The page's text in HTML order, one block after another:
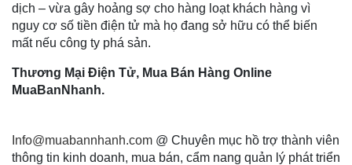
dịch – vừa gây hoảng sợ cho hàng loạt khách hàng vì
nguy cơ số tiền điện tử mà họ đang sở hữu có thể biến
mất nếu công ty phá sản.
Thương Mại Điện Tử, Mua Bán Hàng Online
MuaBanNhanh.
Info@muabannhanh.com @ Chuyên mục hồ trợ thành viên
thông tin kinh doanh, mua bán, cẩm nang quản lý phát triển